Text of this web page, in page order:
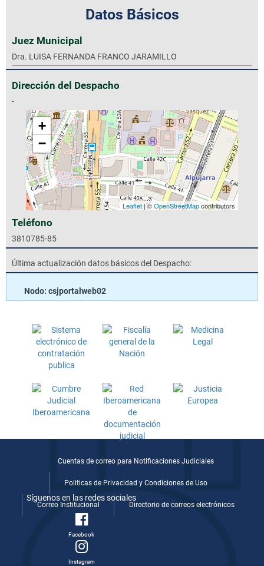
Datos Básicos
Juez Municipal
Dra. LUISA FERNANDA FRANCO JARAMILLO
Dirección del Despacho
-
+
−
Leaflet| ©OpenStreetMapcontributors
Teléfono
3810785-85
Última actualización datos básicos del Despacho:
Nodo: csjportalweb02
Cuentas de correo para Notificaciones Judiciales
Politicas de Privacidad y Condiciones de Uso
Correo Institucional Directorio de correos electrónicos
Síguenos en las redes sociales
Facebook
Instagram